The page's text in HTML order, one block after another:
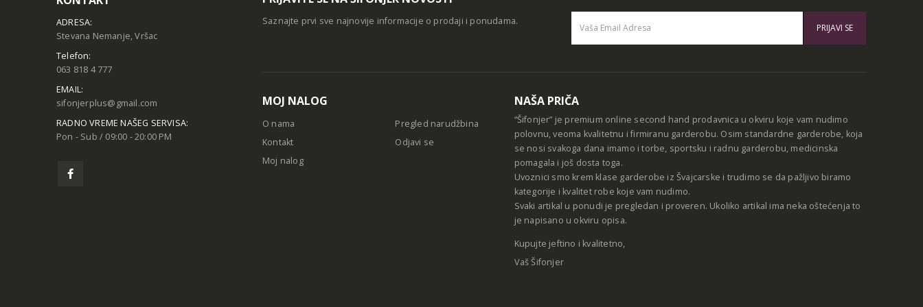
ADRESA:
Stevana Nemanje, Vršac
Telefon:
063 818 4 777
EMAIL:
sifonjerplus@gmail.com
RADNO VREME NAŠEG SERVISA:
Pon - Sub / 09:00 - 20:00 PM
Saznajte prvi sve najnovije informacije o prodaji i ponudama.
MOJ NALOG
O nama
Kontakt
Moj nalog
Pregled narudžbina
Odjavi se
NAŠA PRIČA
“Šifonjer” je premium online second hand prodavnica u okviru koje vam nudimo
polovnu, veoma kvalitetnu i firmiranu garderobu. Osim standardne garderobe, koja
se nosi svakoga dana imamo i torbe, sportsku i radnu garderobu, medicinska
pomagala i još dosta toga.
Uvoznici smo krem klase garderobe iz Švajcarske i trudimo se da pažljivo biramo
kategorije i kvalitet robe koje vam nudimo.
Svaki artikal u ponudi je pregledan i proveren. Ukoliko artikal ima neka oštećenja to
je napisano u okviru opisa.
Kupujte jeftino i kvalitetno,
Vaš Šifonjer